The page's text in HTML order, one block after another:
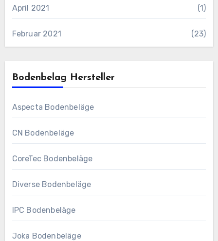
April 2021 (1)
Februar 2021 (23)
Bodenbelag Hersteller
Aspecta Bodenbeläge
CN Bodenbeläge
CoreTec Bodenbeläge
Diverse Bodenbeläge
IPC Bodenbeläge
Joka Bodenbeläge